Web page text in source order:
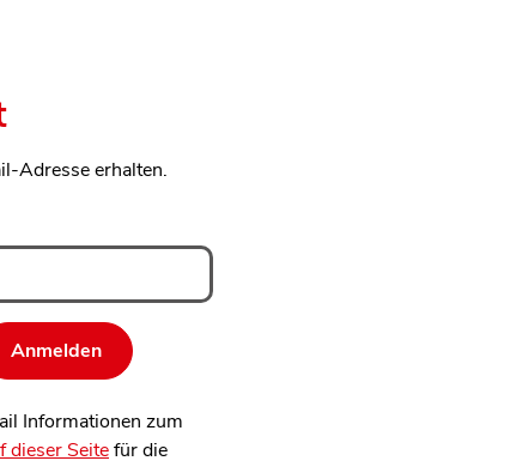
Adresse erhalten.
Informationen zum
dieser Seitefür die